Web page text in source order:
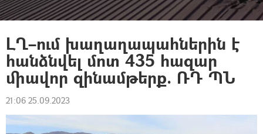
ԼՂ–ում խաղաղապահներին է
հանձնվել մոտ 435 հազար
միավոր զինամթերք. ՌԴ ՊՆ
21:06 25.09.2023